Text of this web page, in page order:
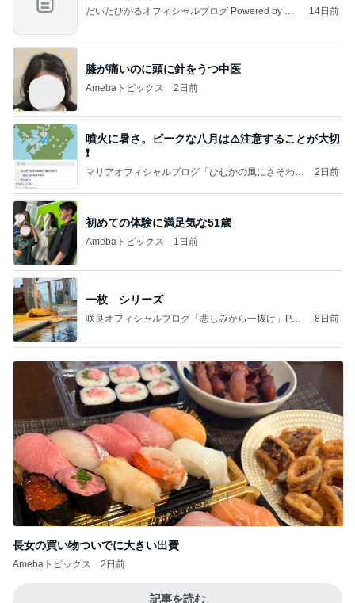
だいたひかるオフィシャルブログ Powered by Am
14日前
膝が痛いのに頭に針をうつ中医
Amebaトピックス 2日前
噴火に暑さ。ピークな八月は⚠️注意することが大切
❗️
マリアオフィシャルブログ「ひむかの風にさそわれ
2日前
初めての体験に満足気な51歳
Amebaトピックス 1日前
一枚 シリーズ
咲良オフィシャルブログ「悲しみから一抜け」Pow
8日前
長女の買い物ついでに大きい出費
Amebaトピックス 2日前
記事を読む